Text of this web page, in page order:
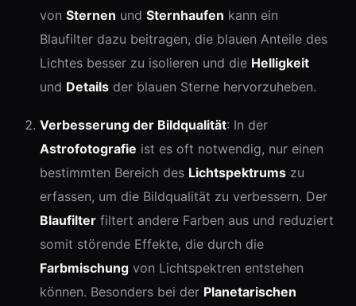
von Sternen und Sternhaufen kann ein
Blaufilter dazu beitragen, die blauen Anteile des
Lichtes besser zu isolieren und die Helligkeit
und Details der blauen Sterne hervorzuheben.
Verbesserung der Bildqualität: In der
Astrofotografie ist es oft notwendig, nur einen
bestimmten Bereich des Lichtspektrums zu
erfassen, um die Bildqualität zu verbessern. Der
Blaufilter filtert andere Farben aus und reduziert
somit störende Effekte, die durch die
Farbmischung von Lichtspektren entstehen
können. Besonders bei der Planetarischen